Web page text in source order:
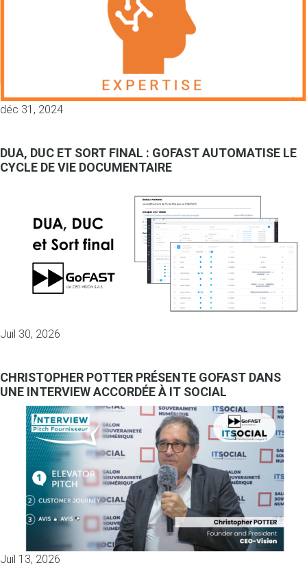
déc 31, 2024
DUA, DUC ET SORT FINAL : GOFAST AUTOMATISE LE
CYCLE DE VIE DOCUMENTAIRE
Juil 30, 2026
CHRISTOPHER POTTER PRÉSENTE GOFAST DANS
UNE INTERVIEW ACCORDÉE À IT SOCIAL
Juil 13, 2026